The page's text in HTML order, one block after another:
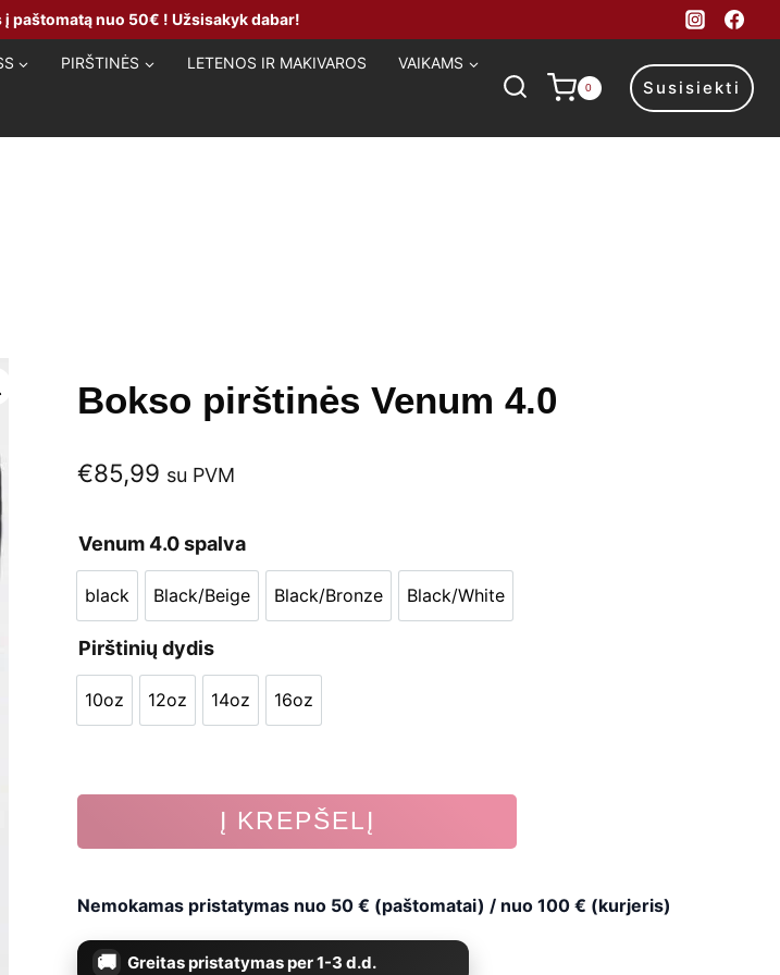
paštomatą nuo 50€ ! Užsisakyk dabar!
PIRŠTINĖS LETENOS IR MAKIVAROS VAIKAMS
0 Susisiekti
Bokso pirštinės Venum 4.0
€85,99 su PVM
Venum 4.0 spalva
black
black
Black/Beige
Black/Beige
Black/Bronze
Black/Bronze
Black/White
Black/White
Pirštinių dydis
10oz
10oz
12oz
12oz
14oz
14oz
16oz
16oz
kiekis:
Venum
Į KREPŠELĮ
Nemokamas pristatymas nuo 50 € (paštomatai) / nuo 100 € (kurjeris)
Greitas pristatymas per 1-3 d.d.